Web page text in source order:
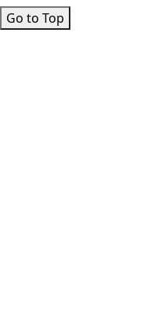
Go to Top